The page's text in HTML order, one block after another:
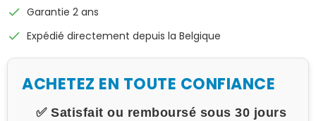
check Garantie 2 ans
check Expédié directement depuis la Belgique
ACHETEZ EN TOUTE CONFIANCE
✅ Satisfait ou remboursé sous 30 jours